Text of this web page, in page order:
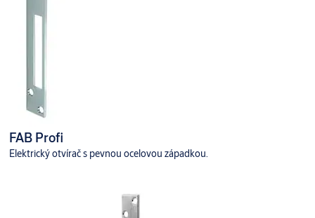
FAB Profi
Elektrický otvírač s pevnou ocelovou západkou.